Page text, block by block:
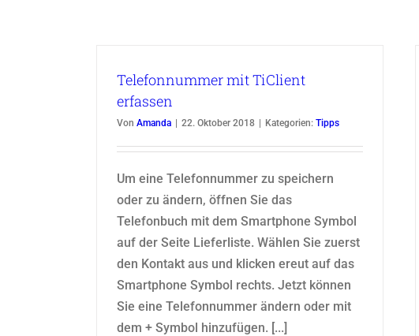
Telefonnummer mit TiClient
erfassen
Von Amanda 22. Oktober 2018 Kategorien: Tipps
Um eine Telefonnummer zu speichern
oder zu ändern, öffnen Sie das
Telefonbuch mit dem Smartphone Symbol
auf der Seite Lieferliste. Wählen Sie zuerst
den Kontakt aus und klicken ereut auf das
Smartphone Symbol rechts. Jetzt können
Sie eine Telefonnummer ändern oder mit
dem + Symbol hinzufügen. [...]